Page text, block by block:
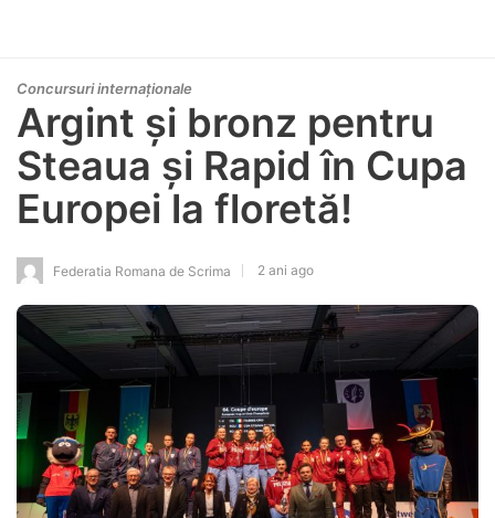
Concursuri internaționale
Argint și bronz pentru
Steaua și Rapid în Cupa
Europei la floretă!
Federatia Romana de Scrima 2 ani ago